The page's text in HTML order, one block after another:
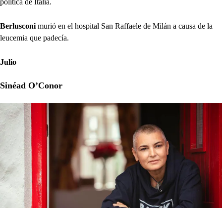
política de Italia.
Berlusconi murió en el hospital San Raffaele de Milán a causa de la
leucemia que padecía.
Julio
Sinéad O’Conor